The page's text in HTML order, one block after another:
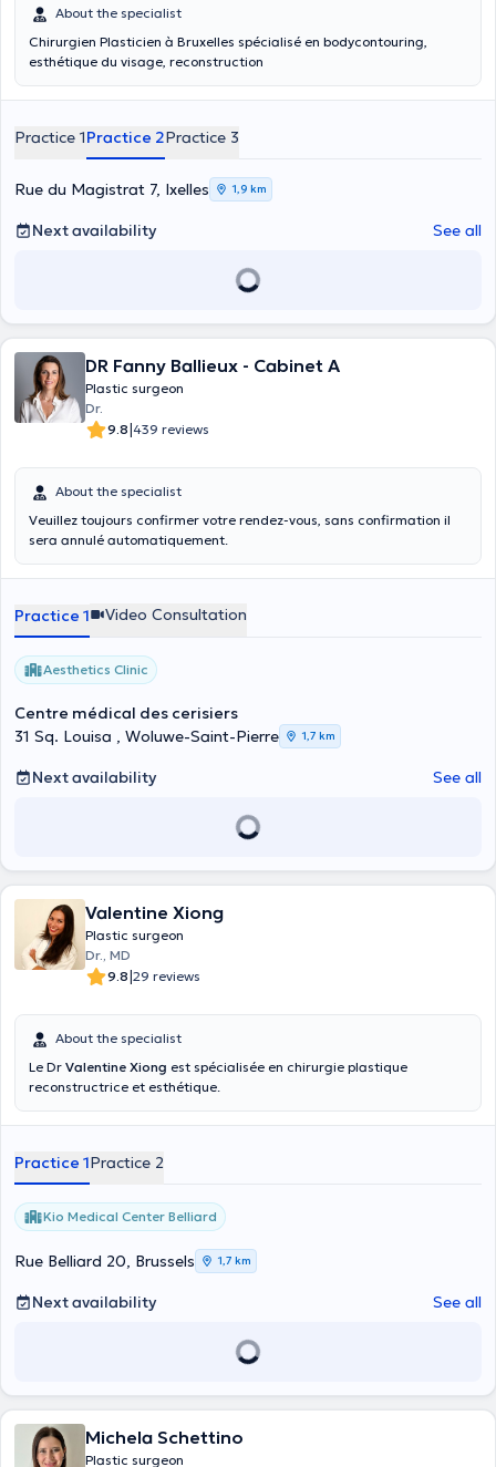
About the specialist
Chirurgien Plasticien à Bruxelles spécialisé en bodycontouring,
esthétique du visage, reconstruction
Practice 1Practice 2Practice 3
Rue du Magistrat 7, Ixelles 1,9 km
Next availability See all
DR Fanny Ballieux - Cabinet A
Plastic surgeon
Dr.
9.8|439 reviews
About the specialist
Veuillez toujours confirmer votre rendez-vous, sans confirmation il
sera annulé automatiquement.
Practice 1 Video Consultation
Aesthetics Clinic
Centre médical des cerisiers
31 Sq. Louisa , Woluwe-Saint-Pierre
1,7 km
Next availability See all
Valentine Xiong
Plastic surgeon
Dr., MD
9.8|29 reviews
About the specialist
Le Dr Valentine Xiong est spécialisée en chirurgie plastique
reconstructrice et esthétique.
Practice 1Practice 2
Kio Medical Center Belliard
Rue Belliard 20, Brussels 1,7 km
Next availability See all
Michela Schettino
Plastic surgeon